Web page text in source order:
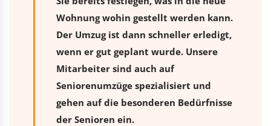
Wohnung wohin gestellt werden kann.
Der Umzug ist dann schneller erledigt,
wenn er gut geplant wurde. Unsere
Mitarbeiter sind auch auf
Seniorenumzüge spezialisiert und
gehen auf die besonderen Bedürfnisse
der Senioren ein.